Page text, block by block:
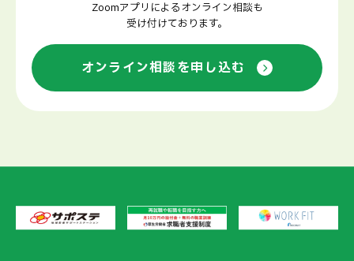
Zoomアプリによるオンライン相談も
受け付けております。
オンライン相談を申し込む